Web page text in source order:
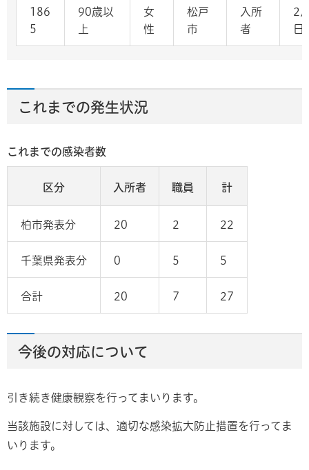
186
5
90歳以
上
女
性
松戸
市
入所
者
2
日
これまでの発生状況
これまでの感染者数
区分 入所者 職員 計
柏市発表分 20 2 22
千葉県発表分 0 5 5
合計 20 7 27
今後の対応について
引き続き健康観察を行ってまいります。
当該施設に対しては、適切な感染拡大防止措置を行ってま
いります。